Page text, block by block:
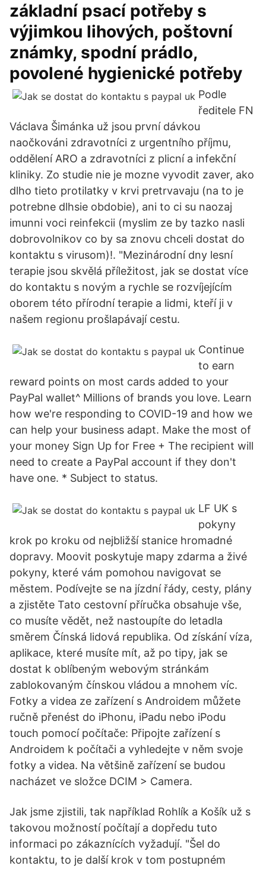
základní psací potřeby s
výjimkou lihových, poštovní
známky, spodní prádlo,
povolené hygienické potřeby
Podle
ředitele FN
Václava Šimánka už jsou první dávkou
naočkováni zdravotníci z urgentního příjmu,
oddělení ARO a zdravotníci z plicní a infekční
kliniky. Zo studie nie je mozne vyvodit zaver, ako
dlho tieto protilatky v krvi pretrvavaju (na to je
potrebne dlhsie obdobie), ani to ci su naozaj
imunni voci reinfekcii (myslim ze by tazko nasli
dobrovolnikov co by sa znovu chceli dostat do
kontaktu s virusom)!. "Mezinárodní dny lesní
terapie jsou skvělá příležitost, jak se dostat více
do kontaktu s novým a rychle se rozvíjejícím
oborem této přírodní terapie a lidmi, kteří ji v
našem regionu prošlapávají cestu.
Continue
to earn
reward points on most cards added to your
PayPal wallet^ Millions of brands you love. Learn
how we're responding to COVID-19 and how we
can help your business adapt. Make the most of
your money Sign Up for Free + The recipient will
need to create a PayPal account if they don't
have one. * Subject to status.
LF UK s
pokyny
krok po kroku od nejbližší stanice hromadné
dopravy. Moovit poskytuje mapy zdarma a živé
pokyny, které vám pomohou navigovat se
městem. Podívejte se na jízdní řády, cesty, plány
a zjistěte Tato cestovní příručka obsahuje vše,
co musíte vědět, než nastoupíte do letadla
směrem Čínská lidová republika. Od získání víza,
aplikace, které musíte mít, až po tipy, jak se
dostat k oblíbeným webovým stránkám
zablokovaným čínskou vládou a mnohem víc.
Fotky a videa ze zařízení s Androidem můžete
ručně přenést do iPhonu, iPadu nebo iPodu
touch pomocí počítače: Připojte zařízení s
Androidem k počítači a vyhledejte v něm svoje
fotky a videa. Na většině zařízení se budou
nacházet ve složce DCIM > Camera.
Jak jsme zjistili, tak například Rohlík a Košík už s
takovou možností počítají a dopředu tuto
informaci po zákaznících vyžadují. "Šel do
kontaktu, to je další krok v tom postupném